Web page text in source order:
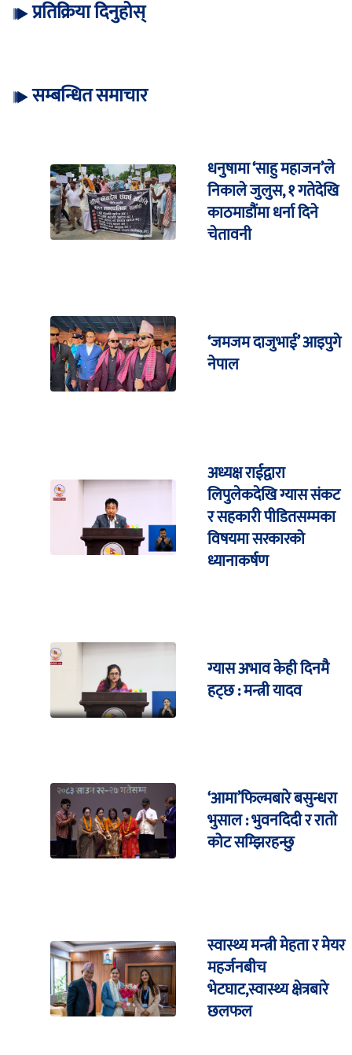
प्रतिक्रिया दिनुहोस्
सम्बन्धित समाचार
धनुषामा ‘साहु महाजन’ले
निकाले जुलुस, १ गतेदेखि
काठमाडौंमा धर्ना दिने
चेतावनी
‘जमजम दाजुभाई’ आइपुगे
नेपाल
अध्यक्ष राईद्वारा
लिपुलेकदेखि ग्यास संकट
र सहकारी पीडितसम्मका
विषयमा सरकारको
ध्यानाकर्षण
ग्यास अभाव केही दिनमै
हट्छ : मन्त्री यादव
‘आमा’फिल्मबारे बसुन्धरा
भुसाल : भुवनदिदी र रातो
कोट सम्झिरहन्छु
स्वास्थ्य मन्त्री मेहता र मेयर
महर्जनबीच
भेटघाट,स्वास्थ्य क्षेत्रबारे
छलफल